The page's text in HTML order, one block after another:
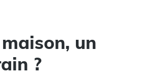
un
?